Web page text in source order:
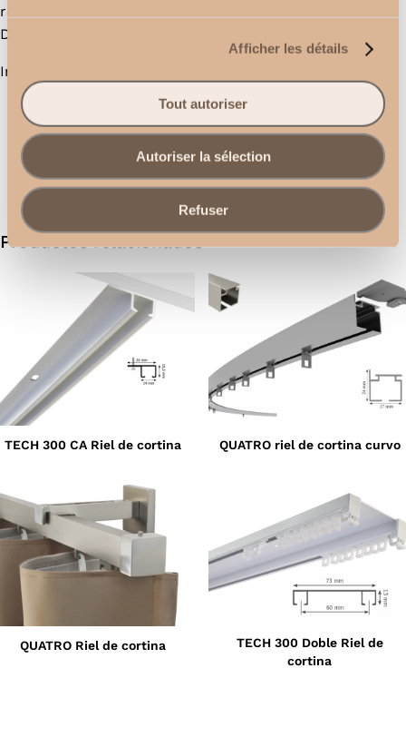
Afficher les détails
Tout autoriser
Autoriser la sélection
Refuser
realza sus cortinas. Garantiza una caída perfecta.
Disfrute de un manejo agradable.
Información útil:
Productos relacionados
TECH 300 CA Riel de cortina QUATRO riel de cortina curvo
QUATRO Riel de cortina
TECH 300 Doble Riel de
cortina